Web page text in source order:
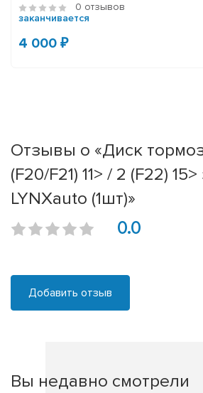
0 отзывов
заканчивается
4 000 ₽
Отзывы о «Диск
(F20/F21) 11> / 2 (F22)
LYNXauto (1шт)»
0.0
Добавить отзыв
Вы недавно смотрели